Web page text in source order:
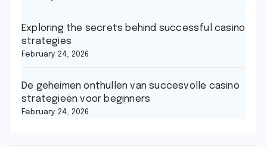
Exploring the secrets behind successful casino
strategies
February 24, 2026
De geheimen onthullen van succesvolle casino
strategieën voor beginners
February 24, 2026